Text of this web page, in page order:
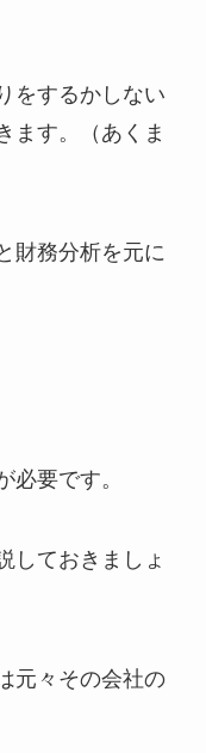
をするかしない
ます。（あくま
財務分析を元に
必要です。
しておきましょ
元々その会社の